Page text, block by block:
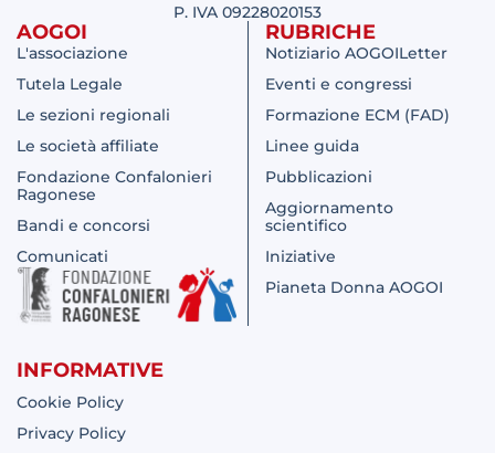
P. IVA 09228020153
AOGOI
L'associazione
Tutela Legale
Le sezioni regionali
Le società affiliate
Fondazione Confalonieri
Ragonese
Bandi e concorsi
Comunicati
RUBRICHE
Notiziario AOGOILetter
Eventi e congressi
Formazione ECM (FAD)
Linee guida
Pubblicazioni
Aggiornamento
scientifico
Iniziative
Pianeta Donna AOGOI
INFORMATIVE
Cookie Policy
Privacy Policy